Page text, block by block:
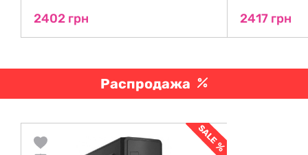
2402 грн 2417 грн
Распродажа